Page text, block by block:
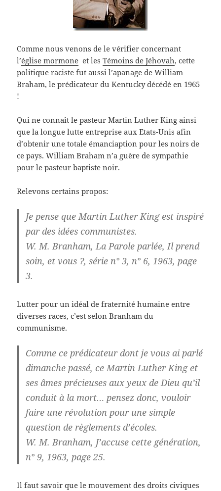
Comme nous venons de le vérifier concernant
l’église mormone et lesTémoins de Jéhovah, cette
politique raciste fut aussi l’apanage de William
Braham, le prédicateur du Kentucky décédé en 1965
!
Qui ne connaît le pasteur Martin Luther King ainsi
que la longue lutte entreprise aux Etats-Unis afin
d’obtenir une totale émanciaption pour les noirs de
ce pays. William Braham n’a guère de sympathie
pour le pasteur baptiste noir.
Relevons certains propos:
Je pense que Martin Luther King est inspiré
par des idées communistes.
W. M. Branham, La Parole parlée, Il prend
soin, et vous ?, série n° 3, n° 6, 1963, page
3.
Lutter pour un idéal de fraternité humaine entre
diverses races, c’est selon Branham du
communisme.
Comme ce prédicateur dont je vous ai parlé
dimanche passé, ce Martin Luther King et
ses âmes précieuses aux yeux de Dieu qu’il
conduit à la mort… pensez donc, vouloir
faire une révolution pour une simple
question de règlements d’écoles.
W. M. Branham, J’accuse cette génération,
n° 9, 1963, page 25.
Il faut savoir que le mouvement des droits civiques